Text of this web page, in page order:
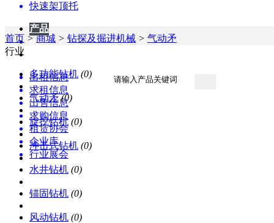
快速架顶托
产品
产品
供应
出租信息
求租信息
出售信息
求购信息
租赁协会
企业库
行业展会
资讯中心
首页 > 商城 > 钻探及掘进机械 > 气动矛
行业
多功能钻机 (0)
气动矛 (0)
旋挖钻机 (0)
冲击式钻机 (0)
水井钻机 (0)
锚固钻机 (0)
风动钻机 (0)